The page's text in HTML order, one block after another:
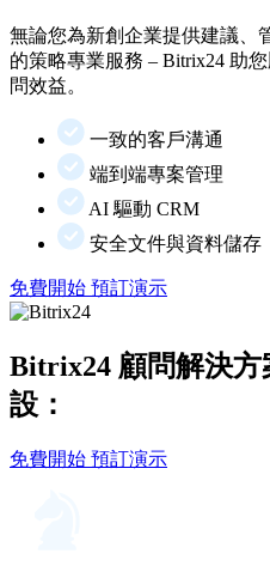
無論您為新創企業提供建議、
的策略專業服務 – Bitrix24 助
問效益。
一致的客戶溝通
端到端專案管理
AI 驅動 CRM
安全文件與資料儲存
免費開始 預訂演示
Bitrix24 顧問解決方
設：
免費開始 預訂演示